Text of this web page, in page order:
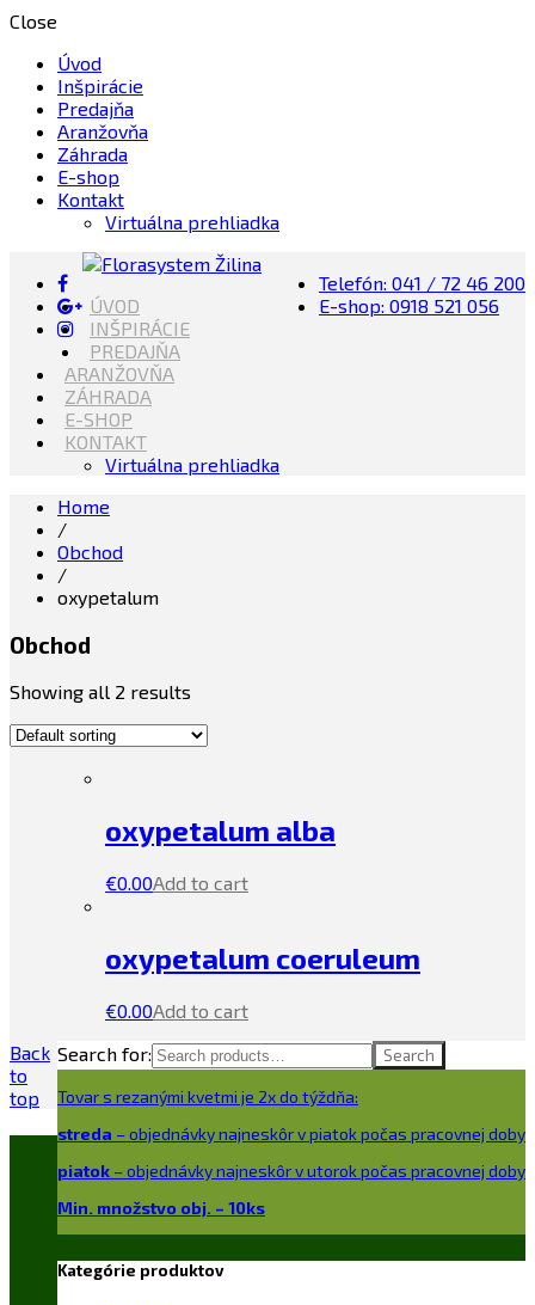
Close
Úvod
Inšpirácie
Predajňa
Aranžovňa
Záhrada
E-shop
Kontakt
Virtuálna prehliadka
Telefón: 041 / 72 46 200
E-shop: 0918 521 056
Florasystem Žilina
Kvety, Sviečky, dekorácie, Záhrada
ÚVOD
INŠPIRÁCIE
PREDAJŇA
ARANŽOVŇA
ZÁHRADA
E-SHOP
KONTAKT
Virtuálna prehliadka
Home
/
Obchod
/
oxypetalum
Obchod
Showing all 2 results
oxypetalum alba
€0.00Add to cart
oxypetalum coeruleum
€0.00Add to cart
Search for:
Search
Tovar s rezanými kvetmi je 2x do týždňa:
streda – objednávky najneskôr v piatok počas pracovnej doby
piatok – objednávky najneskôr v utorok počas pracovnej doby
Min. množstvo obj. – 10ks
Kategórie produktov
Back
to
top